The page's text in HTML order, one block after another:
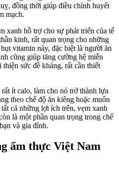
đồng thời giúp điều chỉnh huyết
mạch.
xanh hỗ trợ cho sự phát triển của tế
kinh, rất quan trọng cho những
vitamin này, đặc biệt là người ăn
cũng giúp tăng cường hệ miễn
sức đề kháng, rất cần thiết
ít calo, làm cho nó trở thành lựa
theo chế độ ăn kiêng hoặc muốn
cả những lợi ích trên, vẹm xanh
là một phần quan trọng trong chế
và gia đình.
ẩm thực Việt Nam